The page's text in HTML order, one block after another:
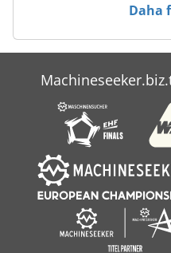
Weinig
Willemin
Zeulenroda
Daha